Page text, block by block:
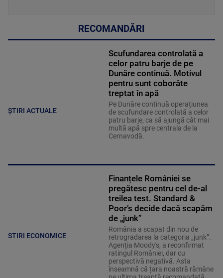
RECOMANDĂRI
ȘTIRI ACTUALE
Scufundarea controlată a
celor patru barje de pe
Dunăre continuă. Motivul
pentru sunt coborâte
treptat în apă
Pe Dunăre continuă operațiunea
de scufundare controlată a celor
patru barje, ca să ajungă cât mai
multă apă spre centrala de la
Cernavodă.
STIRI ECONOMICE
Finanțele României se
pregătesc pentru cel de-al
treilea test. Standard &
Poor’s decide dacă scapăm
de „junk”
România a scapat din nou de
retrogradarea la categoria „junk”.
Agenția Moody's, a reconfirmat
ratingul României, dar cu
perspectivă negativă. Asta
înseamnă că țara noastră rămâne